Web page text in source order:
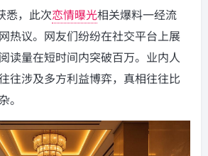
悉，此次恋情曝光相关爆料一经流
热议。网友们纷纷在社交平台上展
读量在短时间内突破百万。业内人
往涉及多方利益博弈，真相往往比
。